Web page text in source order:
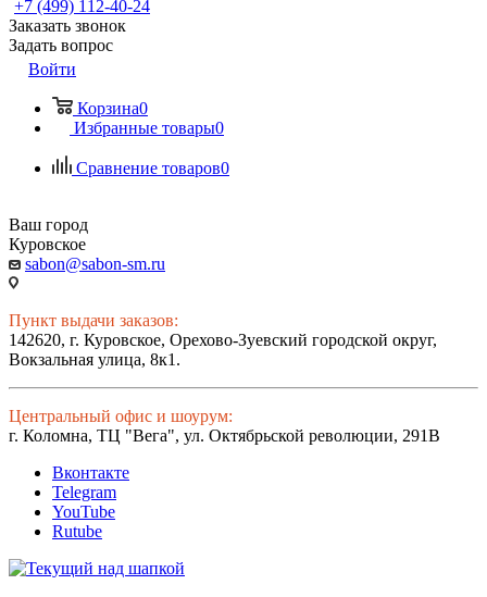
+7 (499) 112-40-24
Заказать звонок
Задать вопрос
Войти
Корзина0
Избранные товары0
Сравнение товаров0
Ваш город
Куровское
sabon@sabon-sm.ru
Пункт выдачи заказов:
142620, г. Куровское, Орехово-Зуевский городской округ,
Вокзальная улица, 8к1.
Центральный офис и шоурум:
г. Коломна, ТЦ "Вега", ул. Октябрьской революции, 291В
Вконтакте
Telegram
YouTube
Rutube